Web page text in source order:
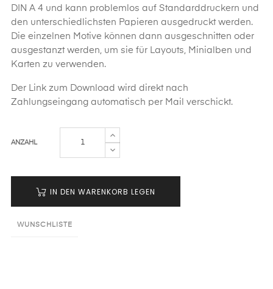
DIN A 4 und kann problemlos auf Standarddruckern und
den unterschiedlichsten Papieren ausgedruckt werden.
Die einzelnen Motive können dann ausgeschnitten oder
ausgestanzt werden, um sie für Layouts, Minialben und
Karten zu verwenden.
Der Link zum Download wird direkt nach
Zahlungseingang automatisch per Mail verschickt.
ANZAHL
IN DEN WARENKORB LEGEN
WUNSCHLISTE